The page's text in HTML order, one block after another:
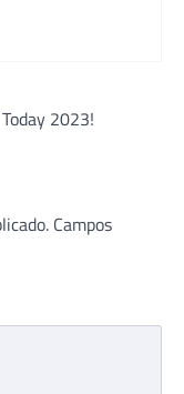
2023!
Campos